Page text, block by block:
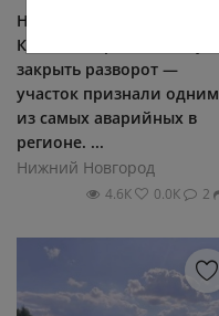
На трассе у поста ДПС в
Кстовском районе могут
закрыть разворот —
участок признали одним
из самых аварийных в
регионе. ...
Нижний Новгород
4.6К 0.0К 2